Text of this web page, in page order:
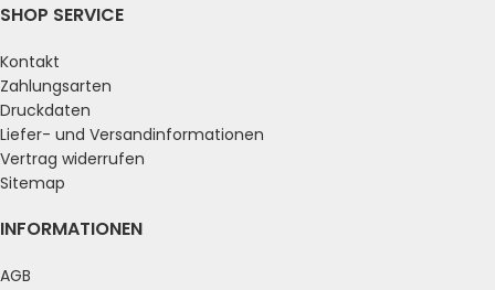
SHOP SERVICE
Kontakt
Zahlungsarten
Druckdaten
Liefer- und Versandinformationen
Vertrag widerrufen
Sitemap
INFORMATIONEN
AGB